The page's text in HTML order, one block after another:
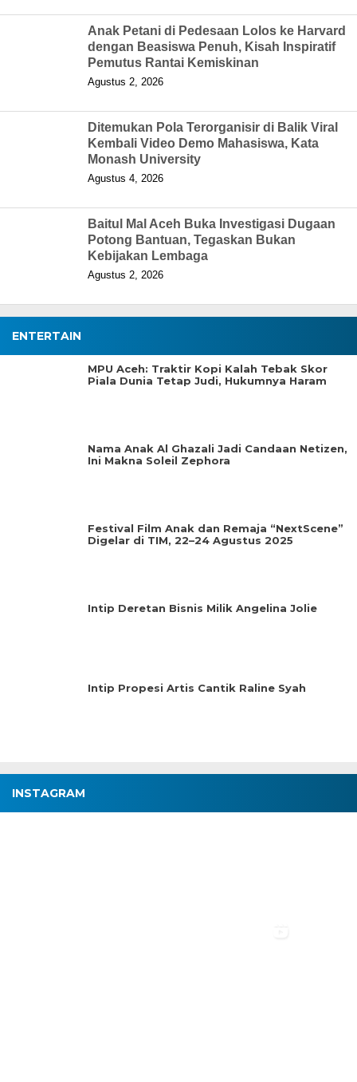
Anak Petani di Pedesaan Lolos ke Harvard
dengan Beasiswa Penuh, Kisah Inspiratif
Pemutus Rantai Kemiskinan
Agustus 2, 2026
Ditemukan Pola Terorganisir di Balik Viral
Kembali Video Demo Mahasiswa, Kata
Monash University
Agustus 4, 2026
Baitul Mal Aceh Buka Investigasi Dugaan
Potong Bantuan, Tegaskan Bukan
Kebijakan Lembaga
Agustus 2, 2026
ENTERTAIN
MPU Aceh: Traktir Kopi Kalah Tebak Skor
Piala Dunia Tetap Judi, Hukumnya Haram
Nama Anak Al Ghazali Jadi Candaan Netizen,
Ini Makna Soleil Zephora
Festival Film Anak dan Remaja “NextScene”
Digelar di TIM, 22–24 Agustus 2025
Intip Deretan Bisnis Milik Angelina Jolie
Intip Propesi Artis Cantik Raline Syah
INSTAGRAM